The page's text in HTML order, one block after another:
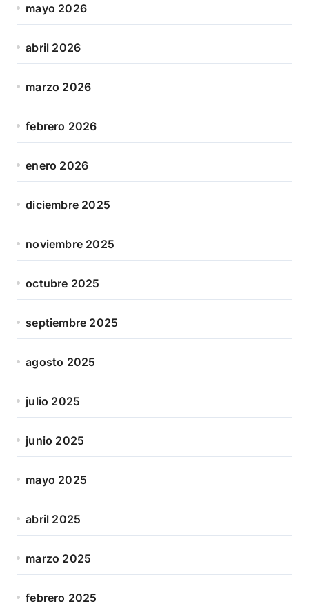
mayo 2026
abril 2026
marzo 2026
febrero 2026
enero 2026
diciembre 2025
noviembre 2025
octubre 2025
septiembre 2025
agosto 2025
julio 2025
junio 2025
mayo 2025
abril 2025
marzo 2025
febrero 2025